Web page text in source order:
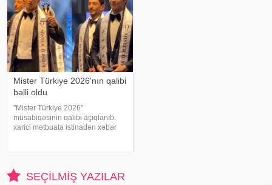
Mister Türkiye 2026'nın qalibi
bəlli oldu
"Mister Türkiye 2026"
müsabiqəsinin qalibi açıqlanıb.
xarici mətbuata istinadən xəbər
SEÇILMIŞ YAZILAR